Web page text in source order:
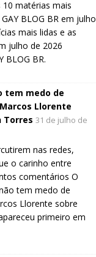
matérias mais
BLOG BR em julho
mais lidas e as
julho de 2026
BLOG BR.
tem medo de
Llorente
Torres 31 de julho de
nas redes,
o carinho entre
comentários O
tem medo de
Llorente sobre
primeiro em